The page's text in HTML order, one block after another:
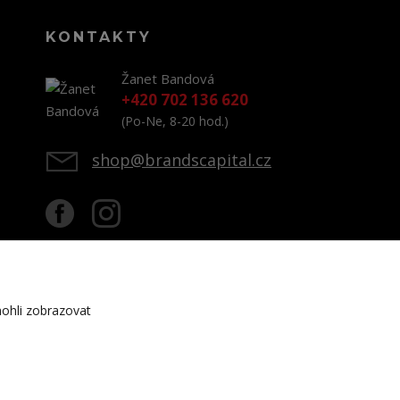
KONTAKTY
Žanet Bandová
+420 702 136 620
(Po-Ne, 8-20 hod.)
shop@brandscapital.cz
zobrazovat